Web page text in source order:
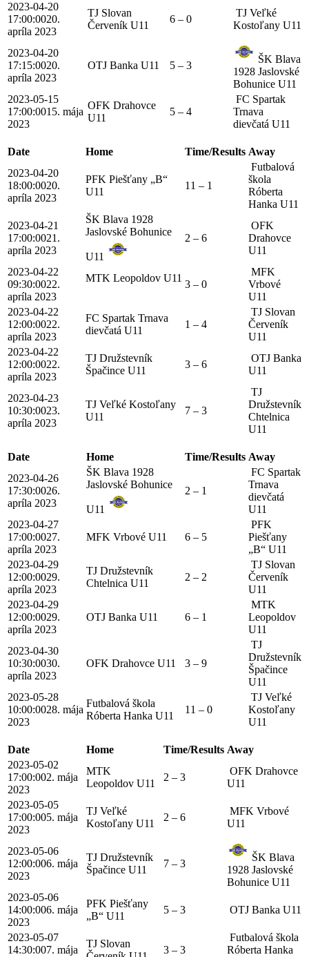
2023-04-20
17:00:0020.
apríla 2023
TJ Slovan
Červeník U11
6 – 0
TJ Veľké
Kostoľany U11
2023-04-20
17:15:0020.
apríla 2023
OTJ Banka U11 5 – 3
ŠK Blava
1928 Jaslovské
Bohunice U11
2023-05-15
17:00:0015. mája
2023
OFK Drahovce
U11
5 – 4
FC Spartak
Trnava
dievčatá U11
Date Home Time/Results Away
2023-04-20
18:00:0020.
apríla 2023
PFK Piešťany „B“
U11
11 – 1
Futbalová
škola
Róberta
Hanka U11
2023-04-21
17:00:0021.
apríla 2023
ŠK Blava 1928
Jaslovské Bohunice
U11
2 – 6
OFK
Drahovce
U11
2023-04-22
09:30:0022.
apríla 2023
MTK Leopoldov U11
3 – 0
MFK
Vrbové
U11
2023-04-22
12:00:0022.
apríla 2023
FC Spartak Trnava
dievčatá U11
1 – 4
TJ Slovan
Červeník
U11
2023-04-22
12:00:0022.
apríla 2023
TJ Družstevník
Špačince U11
3 – 6
OTJ Banka
U11
2023-04-23
10:30:0023.
apríla 2023
TJ Veľké Kostoľany
U11
7 – 3
TJ
Družstevník
Chtelnica
U11
Date Home Time/Results Away
2023-04-26
17:30:0026.
apríla 2023
ŠK Blava 1928
Jaslovské Bohunice
U11
2 – 1
FC Spartak
Trnava
dievčatá
U11
2023-04-27
17:00:0027.
apríla 2023
MFK Vrbové U11 6 – 5
PFK
Piešťany
„B“ U11
2023-04-29
12:00:0029.
apríla 2023
TJ Družstevník
Chtelnica U11
2 – 2
TJ Slovan
Červeník
U11
2023-04-29
12:00:0029.
apríla 2023
OTJ Banka U11 6 – 1
MTK
Leopoldov
U11
2023-04-30
10:30:0030.
apríla 2023
OFK Drahovce U11 3 – 9
TJ
Družstevník
Špačince
U11
2023-05-28
10:00:0028. mája
2023
Futbalová škola
Róberta Hanka U11
11 – 0
TJ Veľké
Kostoľany
U11
Date Home Time/Results Away
2023-05-02
17:00:002. mája
2023
MTK
Leopoldov U11
2 – 3
OFK Drahovce
U11
2023-05-05
17:00:005. mája
2023
TJ Veľké
Kostoľany U11
2 – 6
MFK Vrbové
U11
2023-05-06
12:00:006. mája
2023
TJ Družstevník
Špačince U11
7 – 3
ŠK Blava
1928 Jaslovské
Bohunice U11
2023-05-06
14:00:006. mája
2023
PFK Piešťany
„B“ U11
5 – 3 OTJ Banka U11
2023-05-07
14:30:007. mája
TJ Slovan
3 – 3
Futbalová škola
Róberta Hanka